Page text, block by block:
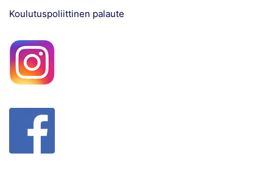
Koulutuspoliittinen palaute